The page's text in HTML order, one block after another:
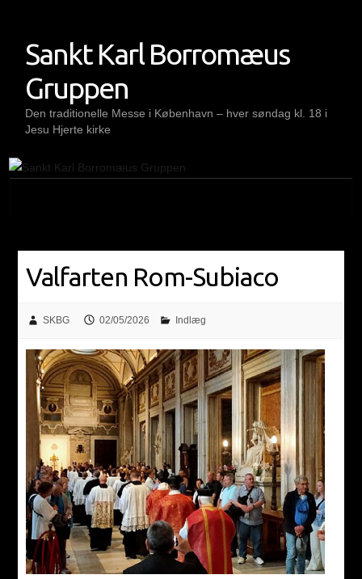
contentSankt Karl Borromæus
Gruppen
Den traditionelle Messe i København – hver søndag kl. 18 i
Jesu Hjerte kirke
Valfarten Rom-Subiaco
SKBG 02/05/2026 Indlæg